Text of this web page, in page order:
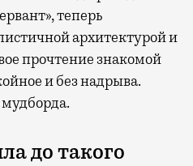
теперь
архитектурой и
прочтение знакомой
и без надрыва.
до такого